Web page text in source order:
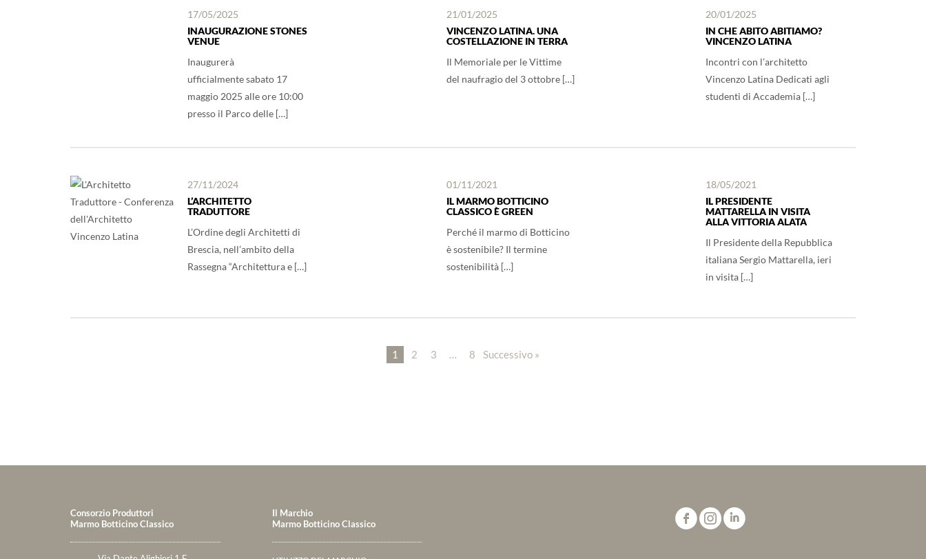
17/05/2025
INAUGURAZIONE STONES
VENUE
Inaugurerà
ufficialmente sabato 17
maggio 2025 alle ore 10:00
presso il Parco delle […]
21/01/2025
VINCENZO LATINA. UNA
COSTELLAZIONE IN TERRA
Il Memoriale per le Vittime
del naufragio del 3 ottobre […]
20/01/2025
IN CHE ABITO ABITIAMO?
VINCENZO LATINA
Incontri con l’architetto
Vincenzo Latina Dedicati agli
studenti di Accademia […]
27/11/2024
L’ARCHITETTO
TRADUTTORE
L’Ordine degli Architetti di
Brescia, nell’ambito della
Rassegna “Architettura e […]
01/11/2021
IL MARMO BOTTICINO
CLASSICO È GREEN
Perché il marmo di Botticino
è sostenibile? Il termine
sostenibilità […]
18/05/2021
IL PRESIDENTE
MATTARELLA IN VISITA
ALLA VITTORIA ALATA
Il Presidente della Repubblica
italiana Sergio Mattarella, ieri
in visita […]
1 2 3 8 Successivo »
Consorzio Produttori
Marmo Botticino Classico
Il Marchio
Marmo Botticino Classico